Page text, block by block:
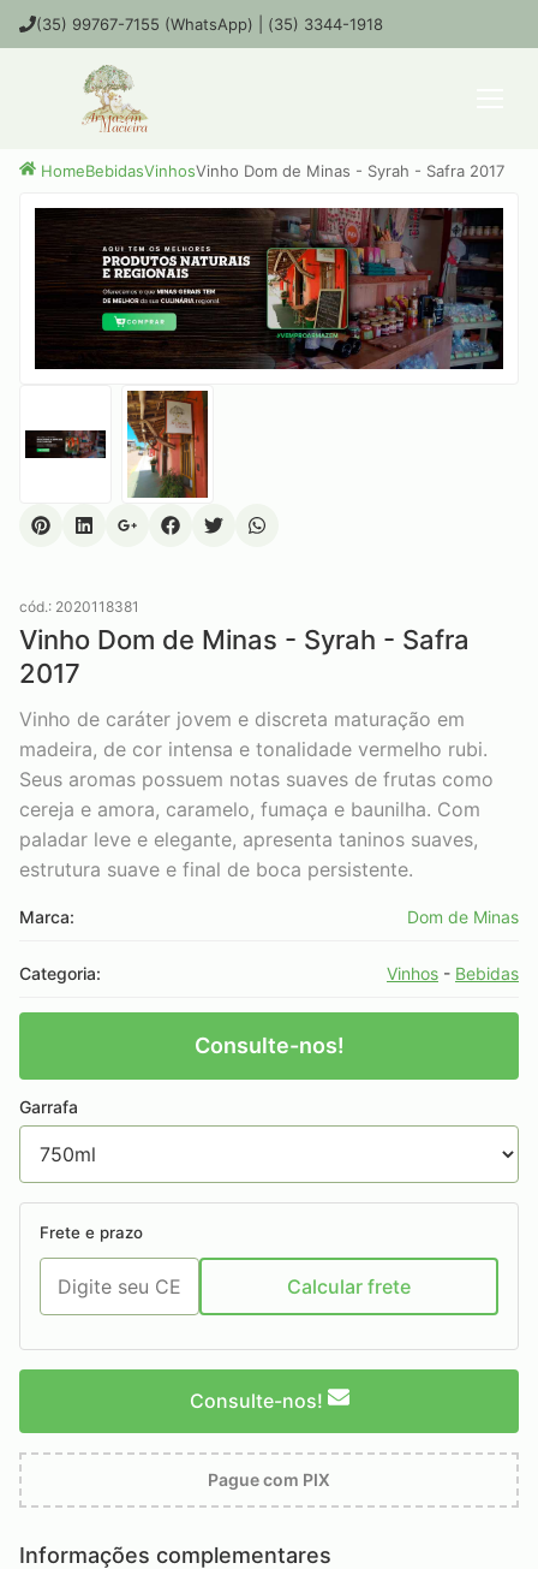
(35) 99767-7155 (WhatsApp) | (35) 3344-1918
HomeBebidasVinhosVinho Dom de Minas - Syrah - Safra 2017
cód.: 2020118381
Vinho Dom de Minas - Syrah - Safra
2017
Vinho de caráter jovem e discreta maturação em
madeira, de cor intensa e tonalidade vermelho rubi.
Seus aromas possuem notas suaves de frutas como
cereja e amora, caramelo, fumaça e baunilha. Com
paladar leve e elegante, apresenta taninos suaves,
estrutura suave e final de boca persistente.
Marca: Dom de Minas
Categoria: Vinhos - Bebidas
Consulte-nos!
Garrafa
Frete e prazo
Calcular frete
Consulte-nos!
Pague com PIX
Informações complementares